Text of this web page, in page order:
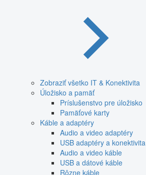
Zobraziť všetko IT & Konektivita
Úložisko a pamäť
Príslušenstvo pre úložisko
Pamäťové karty
Káble a adaptéry
Audio a video adaptéry
USB adaptéry a konektivita
Audio a video káble
USB a dátové káble
Rôzne káble